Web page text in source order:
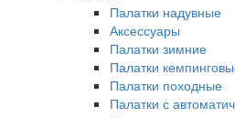
Палатки надувные
Аксессуары
Палатки зимние
Палатки
Палатки походные
Палатки с